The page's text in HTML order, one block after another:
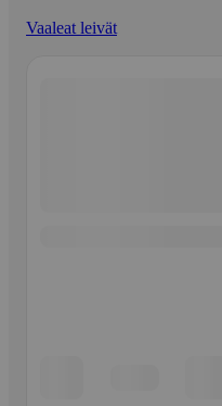
Vaaleat leivät